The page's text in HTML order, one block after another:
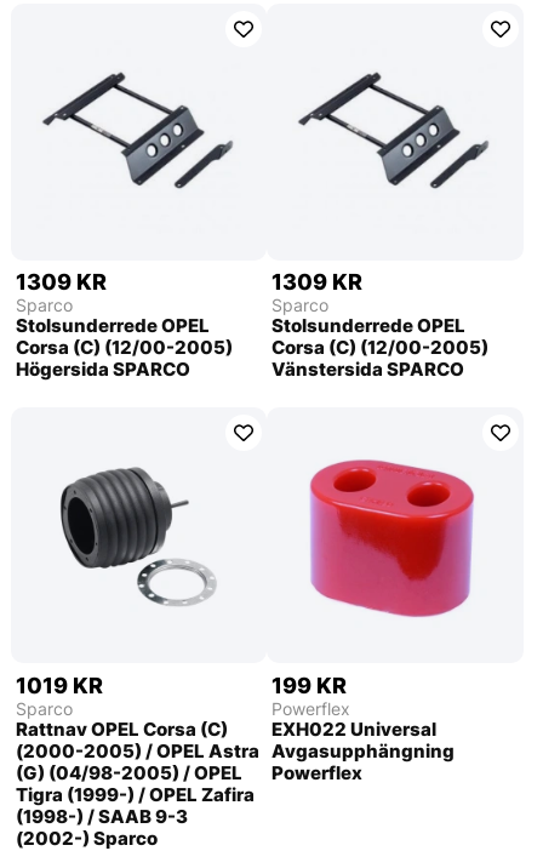
1309 KR
Sparco
Stolsunderrede OPEL
Corsa (C) (12/00-2005)
Högersida SPARCO
1309 KR
Sparco
Stolsunderrede OPEL
Corsa (C) (12/00-2005)
Vänstersida SPARCO
1019 KR
Sparco
Rattnav OPEL Corsa (C)
(2000-2005) / OPEL Astra
(G) (04/98-2005) / OPEL
Tigra (1999-) / OPEL Zafira
(1998-) / SAAB 9-3
(2002-) Sparco
199 KR
Powerflex
EXH022 Universal
Avgasupphängning
Powerflex